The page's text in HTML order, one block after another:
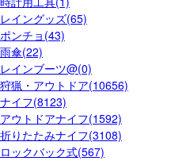
レイングッズ(65)
ポンチョ(43)
雨傘(22)
レインブーツ@(0)
狩猟・アウトドア(10656)
ナイフ(8123)
アウトドアナイフ(1592)
折りたたみナイフ(3108)
ロックバック式(567)